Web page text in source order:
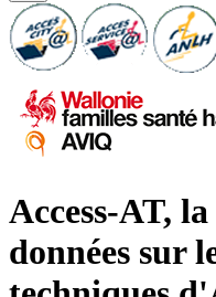
Access-AT,
données sur